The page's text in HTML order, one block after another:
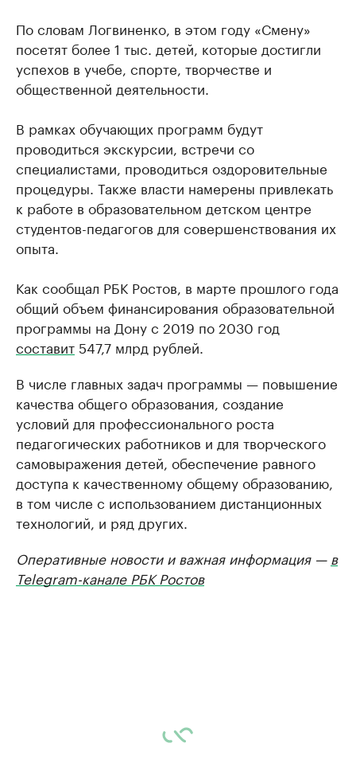
По словам Логвиненко, в этом году «Смену»
посетят более 1 тыс. детей, которые достигли
успехов в учебе, спорте, творчестве и
общественной деятельности.
В рамках обучающих программ будут
проводиться экскурсии, встречи со
специалистами, проводиться оздоровительные
процедуры. Также власти намерены привлекать
к работе в образовательном детском центре
студентов-педагогов для совершенствования их
опыта.
Как сообщал РБК Ростов, в марте прошлого года
общий объем финансирования образовательной
программы на Дону с 2019 по 2030 год
составит 547,7 млрд рублей.
В числе главных задач программы — повышение
качества общего образования, создание
условий для профессионального роста
педагогических работников и для творческого
самовыражения детей, обеспечение равного
доступа к качественному общему образованию,
в том числе с использованием дистанционных
технологий, и ряд других.
Оперативные новости и важная информация —в
Telegram-канале РБК Ростов